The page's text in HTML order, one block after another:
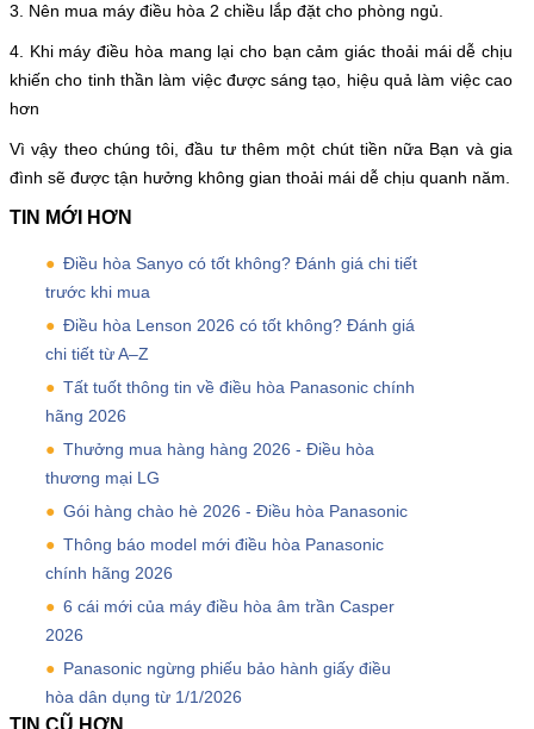
3. Nên mua máy điều hòa 2 chiều lắp đặt cho phòng ngủ.
4. Khi máy điều hòa mang lại cho bạn cảm giác thoải mái dễ chịu
khiến cho tinh thần làm việc được sáng tạo, hiệu quả làm việc cao
hơn
Vì vậy theo chúng tôi, đầu tư thêm một chút tiền nữa Bạn và gia
đình sẽ được tận hưởng không gian thoải mái dễ chịu quanh năm.
TIN MỚI HƠN
Điều hòa Sanyo có tốt không? Đánh giá chi tiết
trước khi mua
Điều hòa Lenson 2026 có tốt không? Đánh giá
chi tiết từ A–Z
Tất tuốt thông tin về điều hòa Panasonic chính
hãng 2026
Thưởng mua hàng hàng 2026 - Điều hòa
thương mại LG
Gói hàng chào hè 2026 - Điều hòa Panasonic
Thông báo model mới điều hòa Panasonic
chính hãng 2026
6 cái mới của máy điều hòa âm trần Casper
2026
Panasonic ngừng phiếu bảo hành giấy điều
hòa dân dụng từ 1/1/2026
TIN CŨ HƠN